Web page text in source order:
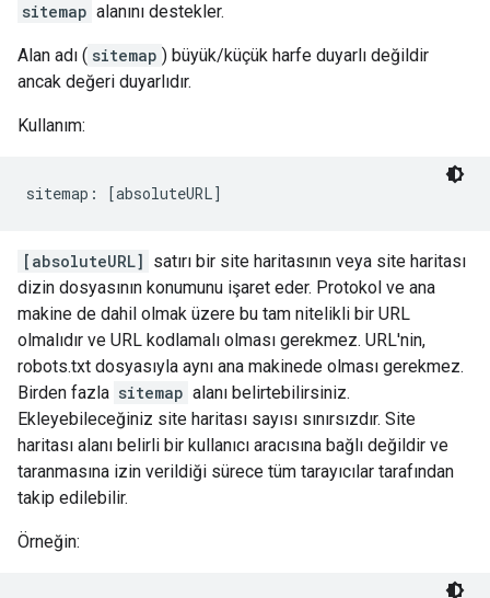
sitemap alanını destekler.
Alan adı ( sitemap ) büyük/küçük harfe duyarlı değildir
ancak değeri duyarlıdır.
Kullanım:
sitemap: [absoluteURL]
[absoluteURL] satırı bir site haritasının veya site haritası
dizin dosyasının konumunu işaret eder. Protokol ve ana
makine de dahil olmak üzere bu tam nitelikli bir URL
olmalıdır ve URL kodlamalı olması gerekmez. URL'nin,
robots.txt dosyasıyla aynı ana makinede olması gerekmez.
Birden fazla sitemap alanı belirtebilirsiniz.
Ekleyebileceğiniz site haritası sayısı sınırsızdır. Site
haritası alanı belirli bir kullanıcı aracısına bağlı değildir ve
taranmasına izin verildiği sürece tüm tarayıcılar tarafından
takip edilebilir.
Örneğin: